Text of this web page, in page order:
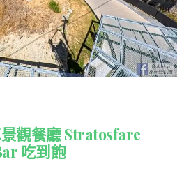
觀餐廳 Stratosfare
吃到飽